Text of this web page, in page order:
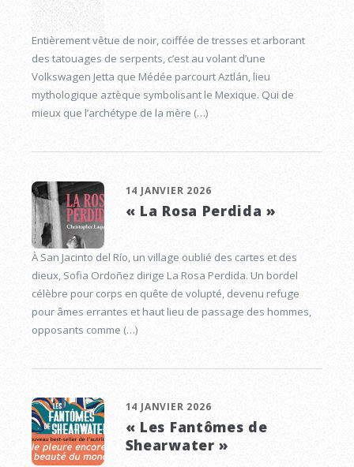
Entièrement vêtue de noir, coiffée de tresses et arborant
des tatouages de serpents, c’est au volant d’une
Volkswagen Jetta que Médée parcourt Aztlán, lieu
mythologique aztèque symbolisant le Mexique. Qui de
mieux que l’archétype de la mère (…)
14 JANVIER 2026
« La Rosa Perdida »
À San Jacinto del Río, un village oublié des cartes et des
dieux, Sofia Ordoñez dirige La Rosa Perdida. Un bordel
célèbre pour corps en quête de volupté, devenu refuge
pour âmes errantes et haut lieu de passage des hommes,
opposants comme (…)
14 JANVIER 2026
« Les Fantômes de
Shearwater »